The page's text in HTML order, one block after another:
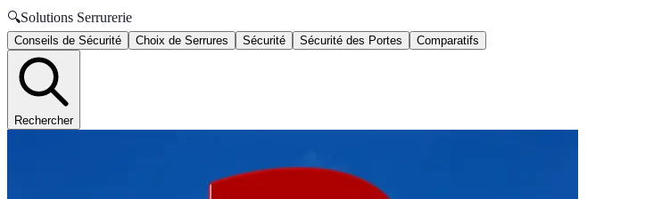
🔍Solutions Serrurerie
Conseils de Sécurité Choix de Serrures Sécurité Sécurité des Portes Comparatifs
Rechercher